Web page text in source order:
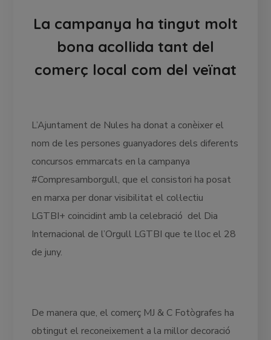
La campanya ha tingut molt
bona acollida tant del
comerç local com del veïnat
L’Ajuntament de Nules ha donat a conèixer el
nom de les persones guanyadores dels diferents
concursos emmarcats en la campanya
#Compresamborgull, que el consistori ha posat
en marxa per donar visibilitat el col·lectiu
LGTBI+ coincidint amb la celebració del Dia
Internacional de l’Orgull LGTBI que te lloc el 28
de juny.
De manera que, el comerç MJ & C Fotògrafes ha
obtingut el reconeixement a la millor decoració